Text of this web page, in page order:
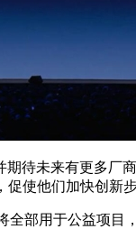
待未来有更多
使他们加快创新
部用于公益项